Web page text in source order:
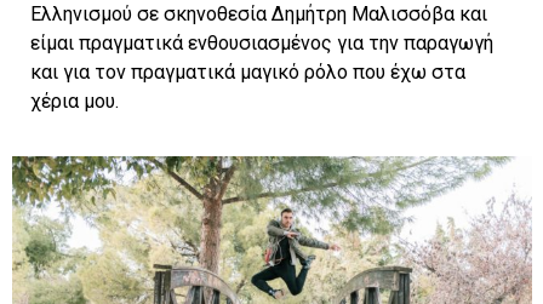
Ελληνισμού σε σκηνοθεσία Δημήτρη Μαλισσόβα και
είμαι πραγματικά ενθουσιασμένος για την παραγωγή
και για τον πραγματικά μαγικό ρόλο που έχω στα
χέρια μου.